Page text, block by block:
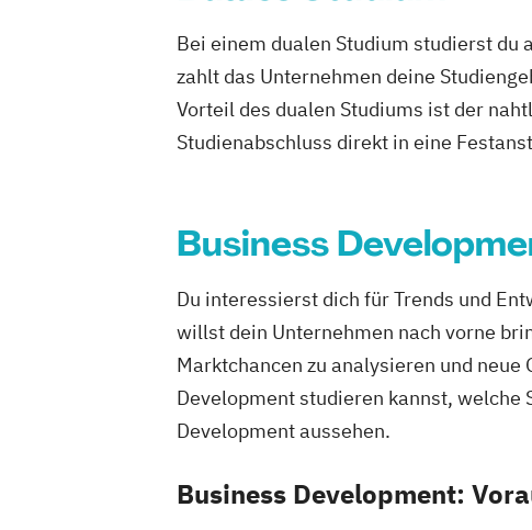
Kommunikation & Eventmanagement
Kommunikation & Medienmanagement
Kommunikation & Medienmanagement
Kommunikationsmanagement
Management im Gesundheitswesen
Marketing Marketingökonom:in
Master of Business Administration (MBA)
Online-Marketing & Marketingmanagement
Online-Marketing &
Studium)
Personalmanagement
Prävention
Sporttherapie und Gesundheitsmanagement
Sportbusiness Management
Sportbusiness Management (Duales
Bei einem dualen Studium studierst
zahlt das Unternehmen deine
Vorteil des dualen Studiums ist der
Studienabschluss direkt in eine
Business
Du interessierst dich für Trends und
willst dein Unternehmen nach vorne
Marktchancen zu analysieren und
Development studieren kannst,
Development aussehen.
Business Development: